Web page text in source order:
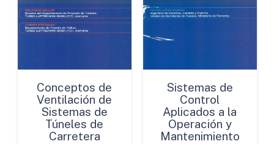
Conceptos de
Ventilación de
Sistemas de
Túneles de
Carretera
Sistemas de
Control
Aplicados a la
Operación y
Mantenimiento